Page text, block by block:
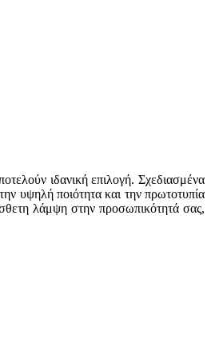
ιδανική επιλογή. Σχεδιασμένα
υψηλή ποιότητα και την πρωτοτυπία
λάμψη στην προσωπικότητά σας,